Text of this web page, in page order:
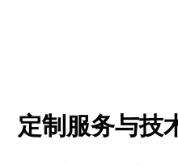
定制服务与技